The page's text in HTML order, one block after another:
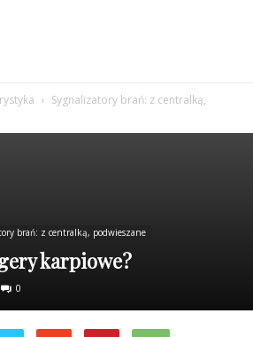
Sygnalizatory brań: z centralką,
brań: z centralką, podwieszane
karpiowe?
0